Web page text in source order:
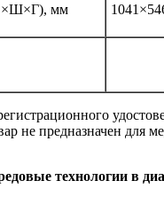
мм
не предназначен для
технологии в